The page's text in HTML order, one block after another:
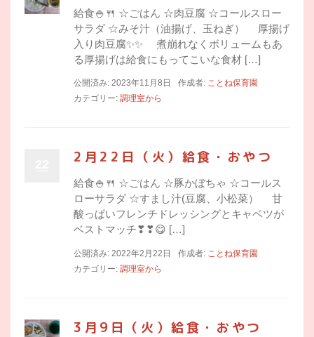
給食🍚🍴 ☆ごはん ☆肉豆腐 ☆コールスロー
サラダ ☆みそ汁（油揚げ、玉ねぎ） 厚揚げ
入り肉豆腐✨✨ 煮崩れなくボリュームもあ
る厚揚げは給食にもってこいな食材 […]
公開済み: 2023年11月8日 作成者: ことね保育園
カテゴリー: 調理室から
2月22日（火）給食・おやつ
給食🍚🍴 ☆ごはん ☆豚かぼちゃ ☆コールス
ローサラダ ☆すまし汁(豆腐、小松菜） 甘
酸っぱいフレンチドレッシングとキャベツが
ベストマッチ❣❣😋 […]
公開済み: 2022年2月22日 作成者: ことね保育園
カテゴリー: 調理室から
3月9日（火）給食・おやつ